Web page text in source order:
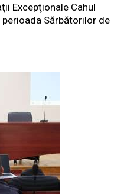
Excepţionale Cahul
Sărbătorilor de